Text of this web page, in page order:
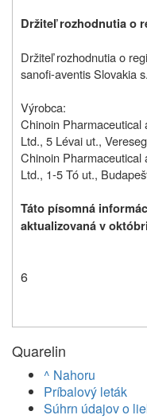
Držiteľ rozhodnutia o
Držiteľ rozhodnutia o
sanofi-aventis Slovakia
Výrobca:
Chinoin
Ltd., 5 Lévai ut.,
Chinoin
Ltd., 1-5 Tó ut.,
Táto písomná
aktualizovaná v
6
Quarelin
^ Nahoru
Príbalový leták
Súhrn údajov o